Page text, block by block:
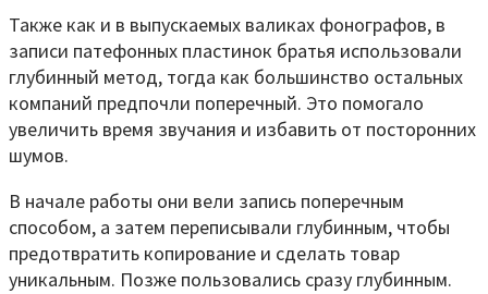
Также как и в выпускаемых валиках фонографов, в
записи патефонных пластинок братья использовали
глубинный метод, тогда как большинство остальных
компаний предпочли поперечный. Это помогало
увеличить время звучания и избавить от посторонних
шумов.
В начале работы они вели запись поперечным
способом, а затем переписывали глубинным, чтобы
предотвратить копирование и сделать товар
уникальным. Позже пользовались сразу глубинным.